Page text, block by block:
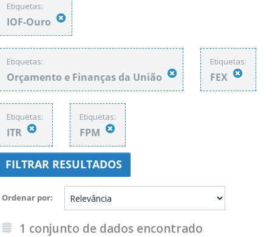
Etiquetas:
IOF-Ouro
Etiquetas:
Orçamento e Finanças da União
Etiquetas:
FEX
Etiquetas:
ITR
Etiquetas:
FPM
FILTRAR RESULTADOS
Ordenar por
1 conjunto de dados encontrado